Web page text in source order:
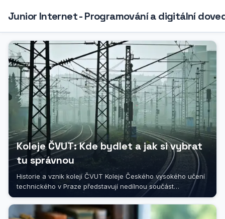
Junior Internet - Programování a digitální
Koleje ČVUT: Kde bydlet a jak si vybrat
tu správnou
Historie a vznik kolejí ČVUT Koleje Českého vysokého učení
technického v Praze představují nedílnou součást
akademického života této...